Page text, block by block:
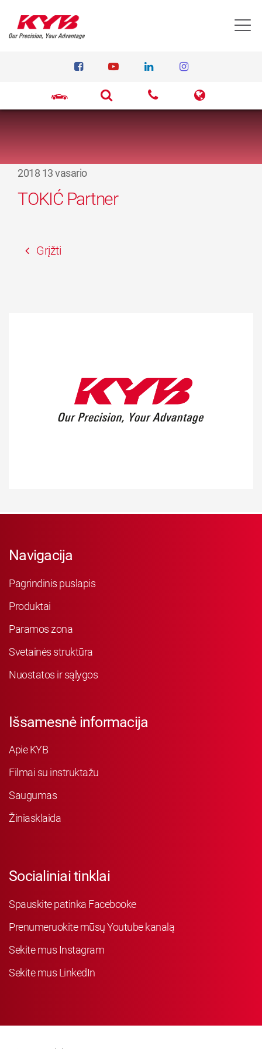
2018 13 vasario
TOKIĆ Partner
Grįžti
Navigacija
Pagrindinis puslapis
Produktai
Paramos zona
Svetainės struktūra
Nuostatos ir sąlygos
Išsamesnė informacija
Apie KYB
Filmai su instruktažu
Saugumas
Žiniasklaida
Socialiniai tinklai
Spauskite patinka Facebooke
Prenumeruokite mūsų Youtube kanalą
Sekite mus Instagram
Sekite mus LinkedIn